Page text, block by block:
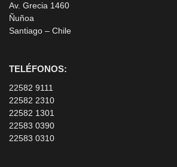
Av. Grecia 1460
Ñuñoa
Santiago – Chile
TELÉFONOS:
22582 9111
22582 2310
22582 1301
22583 0390
22583 0310